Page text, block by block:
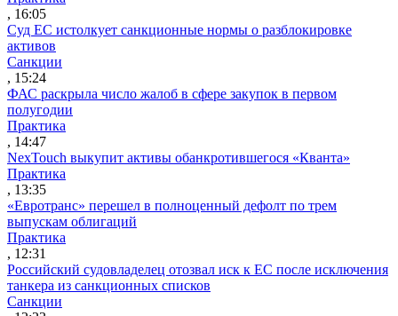
, 16:05
Суд ЕС истолкует санкционные нормы о разблокировке
активов
Санкции
, 15:24
ФАС раскрыла число жалоб в сфере закупок в первом
полугодии
Практика
, 14:47
NexTouch выкупит активы обанкротившегося «Кванта»
Практика
, 13:35
«Евротранс» перешел в полноценный дефолт по трем
выпускам облигаций
Практика
, 12:31
Российский судовладелец отозвал иск к ЕС после исключения
танкера из санкционных списков
Санкции